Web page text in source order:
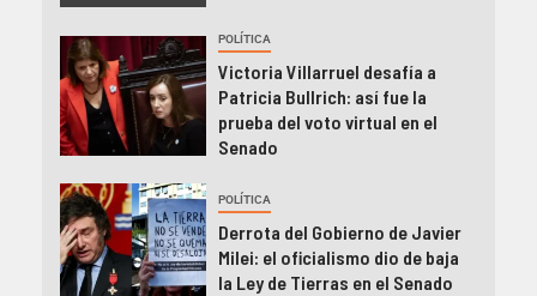
POLÍTICA
Victoria Villarruel desafía a
Patricia Bullrich: así fue la
prueba del voto virtual en el
Senado
POLÍTICA
Derrota del Gobierno de Javier
Milei: el oficialismo dio de baja
la Ley de Tierras en el Senado